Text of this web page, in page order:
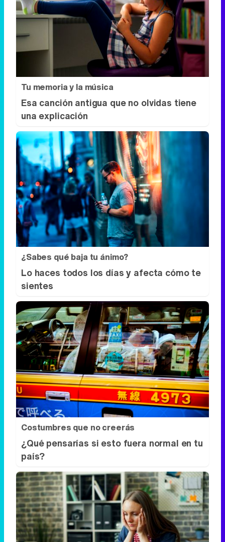
Tu memoria y la música
Esa canción antigua que no olvidas tiene
una explicación
¿Sabes qué baja tu ánimo?
Lo haces todos los días y afecta cómo te
sientes
Costumbres que no creerás
¿Qué pensarías si esto fuera normal en tu
país?